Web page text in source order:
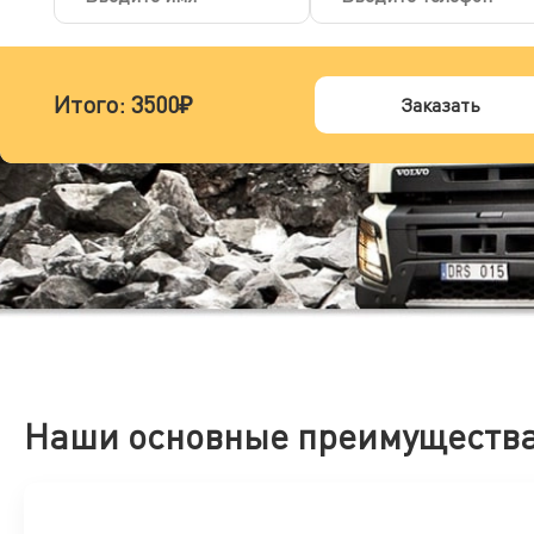
Итого: 3500₽ Заказать
Наши основные